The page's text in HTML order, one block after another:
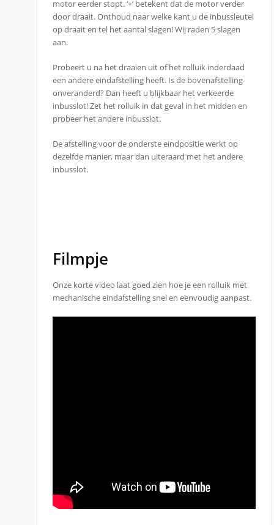
motor eerder stopt. ‘+’ betekent dat de motor verder
door draait. Onthoud naar welke kant u de inbussleutel
op draait en tel het aantal slagen! Wij raden 5 slagen
aan.
Probeert u na het draaien uit of het rolluik inderdaad
een andere eindafstelling heeft. Is de bovenafstelling
onveranderd? Dan heeft u blijkbaar het verkeerde
inbusslot! Zet het rolluik in dat geval in het midden en
probeer het andere inbusslot.
De afstelling voor de onderste eindpositie werkt op
dezelfde manier, maar dan uiteraard met het andere
inbusslot.
Filmpje
Onze korte video laat goed zien hoe je een rolluik met
mechanische eindafstelling snel en eenvoudig aanpast.